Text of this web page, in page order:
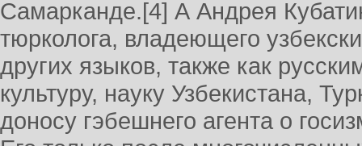
Самарканде.[4] А Андрея
тюрколога, владеющего
других языков, также как
культуру, науку Узбекистана,
доносу гэбешнего агента о